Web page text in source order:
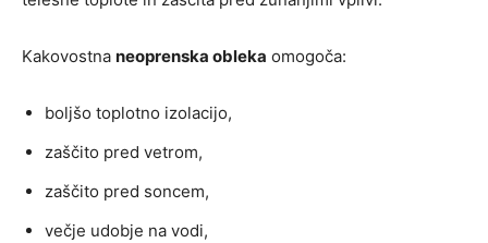
Kakovostna neoprenska obleka omogoča:
boljšo toplotno izolacijo,
zaščito pred vetrom,
zaščito pred soncem,
večje udobje na vodi,